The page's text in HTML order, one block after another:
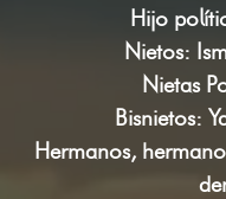
Hijo
Nietos:
Nietas
Bisnietos:
Hermanos,